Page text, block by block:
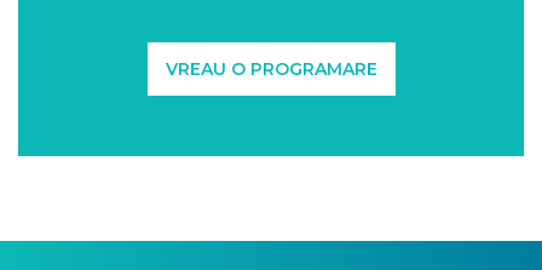
VREAU O PROGRAMARE